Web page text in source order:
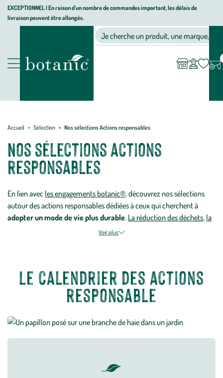
Aller
Aller
au
Aller
au
page
EXCEPTIONNEL I En raison d'un nombre de commandes important, les délais de
livraison peuvent être allongés.
Nos
animalerie,
décoration,
botanic®
Je cherche un produit, une marque, un
compte
Accueil Sélection Nos sélections Actions responsables
Nos sélections actions
responsables
En lien avec les engagements botanic®, découvrez nos sélections
autourdes actions responsablesdédiées à ceux qui cherchent à
adopter un mode de vie plus durable. La réduction des déchets, la
ou encore la préservation de
Voir plus
Le calendrier des actions
responsable